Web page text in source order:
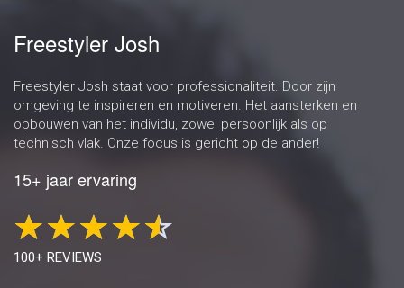
Freestyler Josh
Freestyler Josh staat voor professionaliteit. Door zijn
omgeving te inspireren en motiveren. Het aansterken en
opbouwen van het individu, zowel persoonlijk als op
technisch vlak. Onze focus is gericht op de ander!
15+ jaar ervaring
100+ REVIEWS